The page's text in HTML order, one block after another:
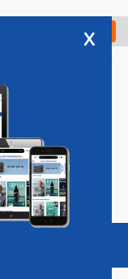
Check in
Vacatures
x